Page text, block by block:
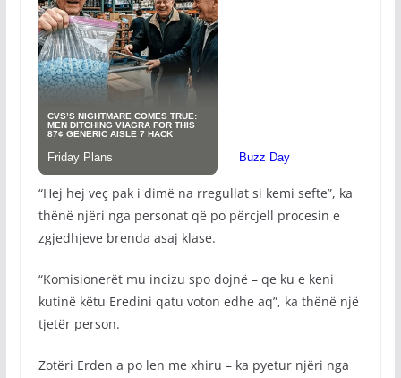
“Hej hej veç pak i dimë na rregullat si kemi sefte”, ka
thënë njëri nga personat që po përcjell procesin e
zgjedhjeve brenda asaj klase.
“Komisionerët mu incizu spo dojnë – qe ku e keni
kutinë këtu Eredini qatu voton edhe aq”, ka thënë një
tjetër person.
Zotëri Erden a po len me xhiru – ka pyetur njëri nga